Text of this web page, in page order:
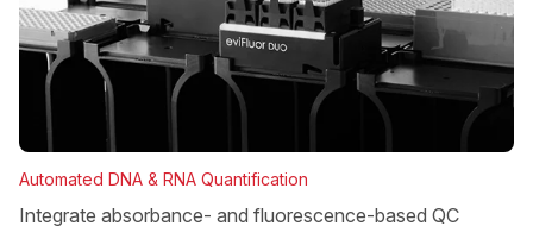
Automated DNA & RNA Quantification
Integrate absorbance- and fluorescence-based QC